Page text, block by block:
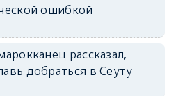
ошибкой
рассказал,
добраться в Сеуту